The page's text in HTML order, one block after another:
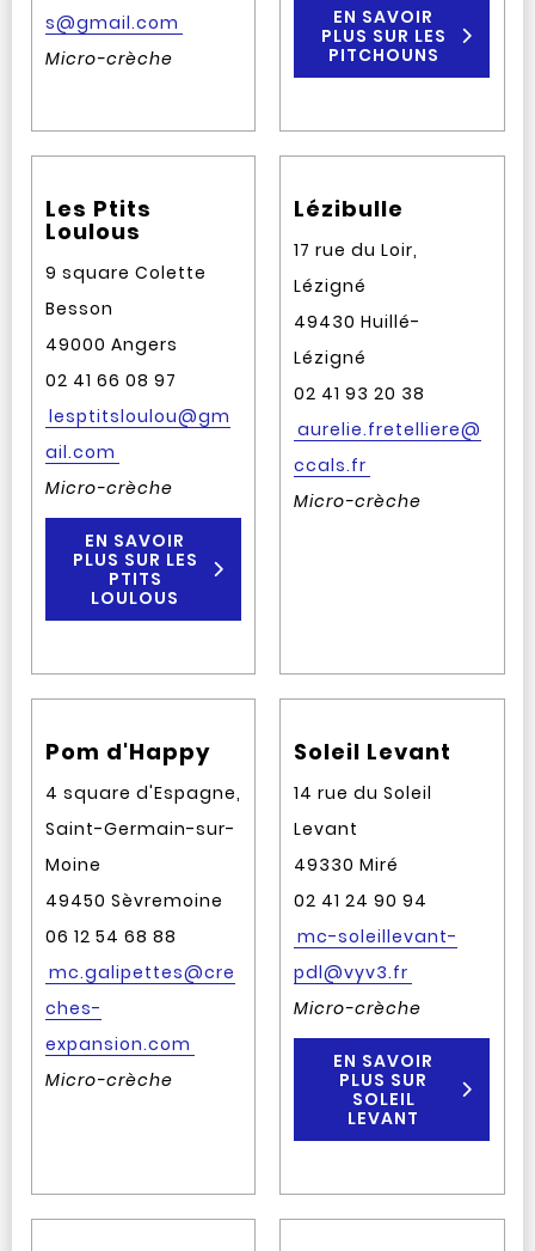
s@gmail.com
Micro-crèche
EN SAVOIR
PLUS SUR LES
PITCHOUNS
Les Ptits
Loulous
9 square Colette
Besson
49000 Angers
02 41 66 08 97
lesptitsloulou@gm
ail.com
Micro-crèche
EN SAVOIR
PLUS SUR LES
PTITS
LOULOUS
Lézibulle
17 rue du Loir,
Lézigné
49430 Huillé-
Lézigné
02 41 93 20 38
aurelie.fretelliere@
ccals.fr
Micro-crèche
Pom d'Happy
4 square d'Espagne,
Saint-Germain-sur-
Moine
49450 Sèvremoine
06 12 54 68 88
mc.galipettes@cre
ches-
expansion.com
Micro-crèche
Soleil Levant
14 rue du Soleil
Levant
49330 Miré
02 41 24 90 94
mc-soleillevant-
pdl@vyv3.fr
Micro-crèche
EN SAVOIR
PLUS SUR
SOLEIL
LEVANT